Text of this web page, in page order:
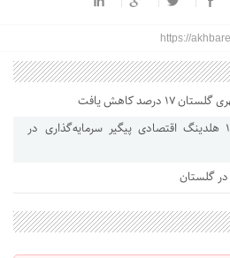
https://
کاهش یافت
استاندار: بابک زنجانی با ۱۱ هلدینگ اقتصادی پیگیر سرمایه‌گذاری در